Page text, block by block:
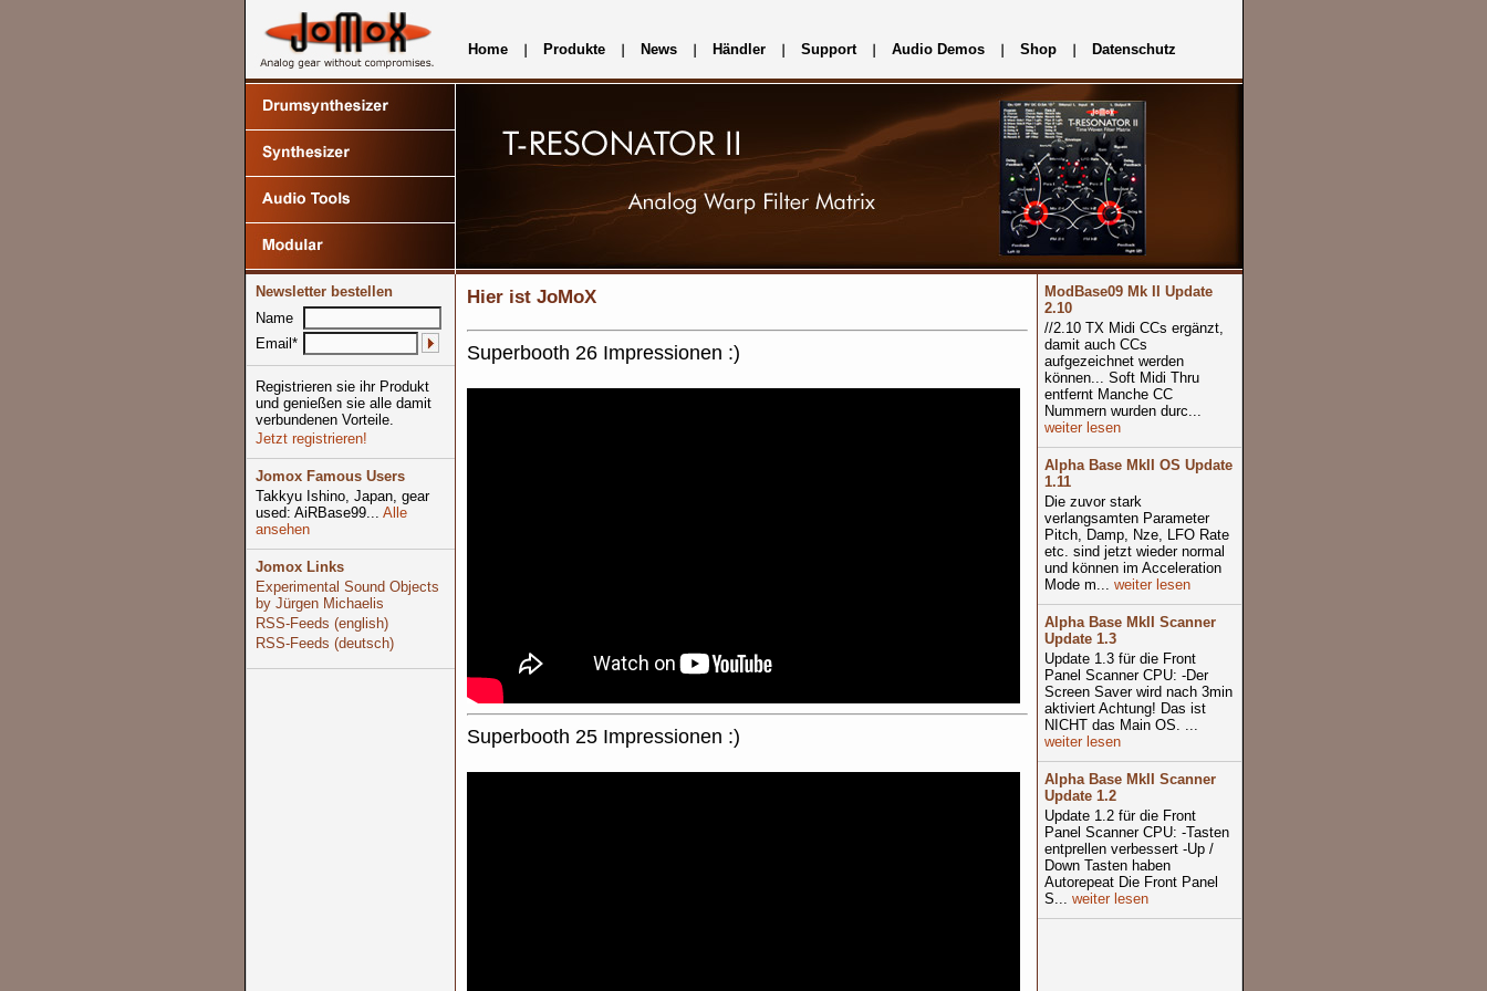
Home Produkte News Händler Support Audio Demos Shop Datenschutz
Newsletter bestellen
Name
Email*
Registrieren sie ihr Produkt
und genießen sie alle damit
verbundenen Vorteile.
Jetzt registrieren!
Jomox Famous Users
Takkyu Ishino, Japan, gear
used: AiRBase99... Alle
ansehen
Jomox Links
Experimental Sound Objects
by Jürgen Michaelis
RSS-Feeds (english)
RSS-Feeds (deutsch)
Hier ist JoMoX
Superbooth 26 Impressionen :)
Superbooth 25 Impressionen :)
ModBase09 Mk II Update
2.10
//2.10 TX Midi CCs ergänzt,
damit auch CCs
aufgezeichnet werden
können... Soft Midi Thru
entfernt Manche CC
Nummern wurden durc...
weiter lesen
Alpha Base MkII OS Update
1.11
Die zuvor stark
verlangsamten Parameter
Pitch, Damp, Nze, LFO Rate
etc. sind jetzt wieder normal
und können im Acceleration
Mode m... weiter lesen
Alpha Base MkII Scanner
Update 1.3
Update 1.3 für die Front
Panel Scanner CPU: -Der
Screen Saver wird nach 3min
aktiviert Achtung! Das ist
NICHT das Main OS. ...
weiter lesen
Alpha Base MkII Scanner
Update 1.2
Update 1.2 für die Front
Panel Scanner CPU: -Tasten
entprellen verbessert -Up /
Down Tasten haben
Autorepeat Die Front Panel
S... weiter lesen